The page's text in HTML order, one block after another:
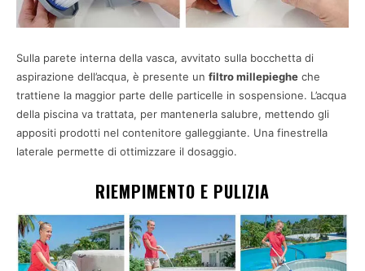
Sulla parete interna della vasca, avvitato sulla bocchetta di
aspirazione dell’acqua, è presente un filtro millepieghe che
trattiene la maggior parte delle particelle in sospensione. L’acqua
della piscina va trattata, per mantenerla salubre, mettendo gli
appositi prodotti nel contenitore galleggiante. Una finestrella
laterale permette di ottimizzare il dosaggio.
RIEMPIMENTO E PULIZIA